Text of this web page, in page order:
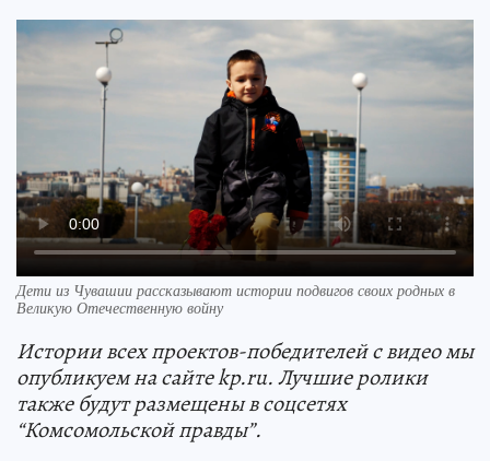
Дети из Чувашии рассказывают истории подвигов своих родных в
Великую Отечественную войну
Истории всех проектов-победителей с видео мы
опубликуем на сайте kp.ru. Лучшие ролики
также будут размещены в соцсетях
“Комсомольской правды”.